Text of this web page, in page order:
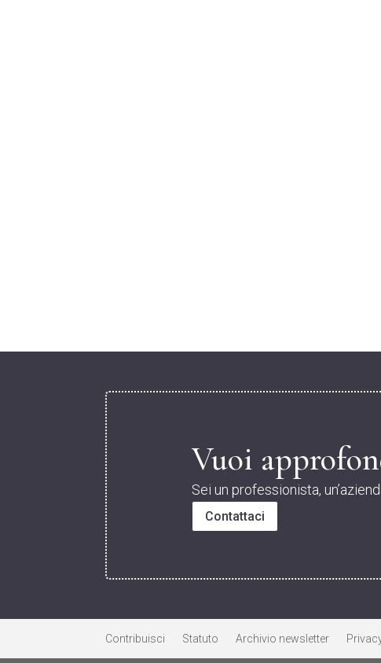
Vuoi
Sei un professionista,
Contattaci
Contribuisci Statuto Archivio newsletter